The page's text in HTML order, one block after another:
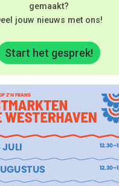
gemaakt?
jouw nieuws met ons!
Start het gesprek!